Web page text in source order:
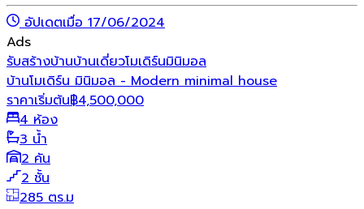
อัปเดตเมื่อ 17/06/2024
Ads
รับสร้างบ้านบ้านเดี่ยวโมเดิร์นมินิมอล
บ้านโมเดิร์น มินิมอล - Modern minimal house
ราคาเริ่มต้น฿4,500,000
4 ห้อง
3 น้ำ
2 คัน
2 ชั้น
285 ตร.ม